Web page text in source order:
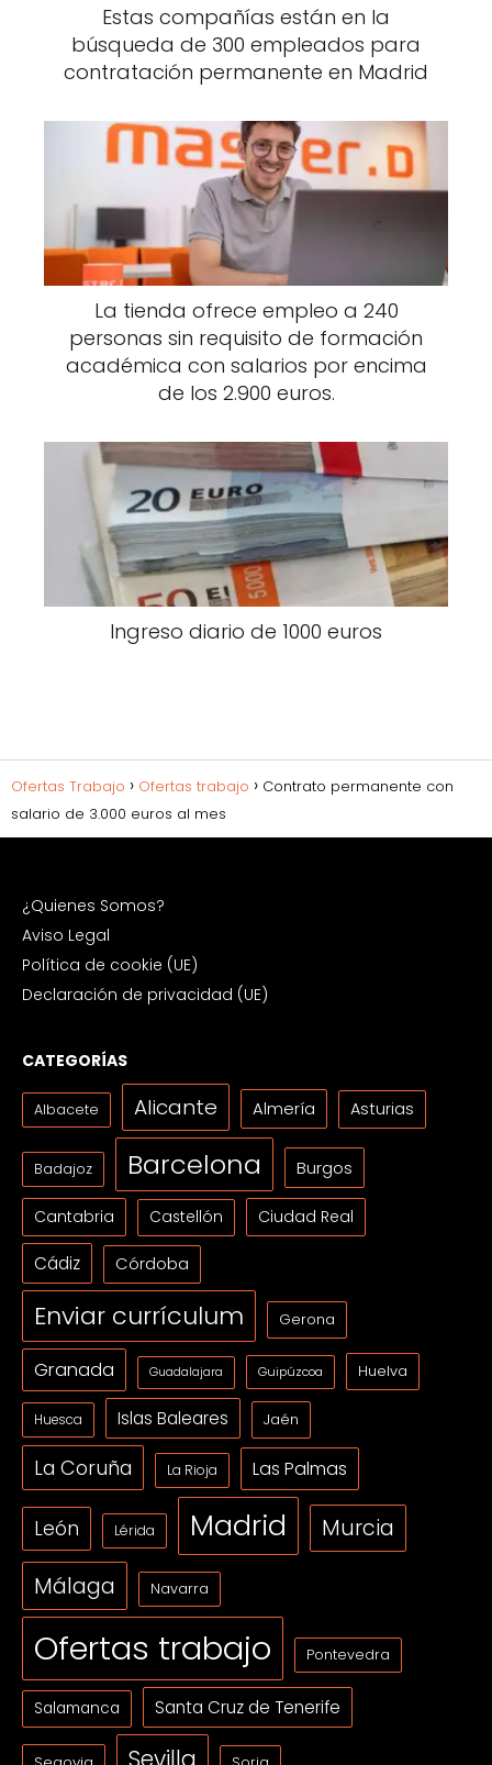
Estas compañías están en la
búsqueda de 300 empleados para
contratación permanente en Madrid
La tienda ofrece empleo a 240
personas sin requisito de formación
académica con salarios por encima
de los 2.900 euros.
Ingreso diario de 1000 euros
Ofertas Trabajo Ofertas trabajo
Contrato permanente con
salario de 3.000 euros al mes
¿Quienes Somos?
Aviso Legal
Política de cookie (UE)
Declaración de privacidad (UE)
CATEGORÍAS
Albacete Alicante Almería Asturias
Badajoz Barcelona Burgos
Cantabria Castellón Ciudad Real
Cádiz Córdoba
Enviar currículum Gerona
Granada Guadalajara Guipúzcoa Huelva
Huesca Islas Baleares Jaén
La Coruña La Rioja Las Palmas
León Lérida Madrid Murcia
Málaga Navarra
Ofertas trabajo Pontevedra
Salamanca Santa Cruz de Tenerife